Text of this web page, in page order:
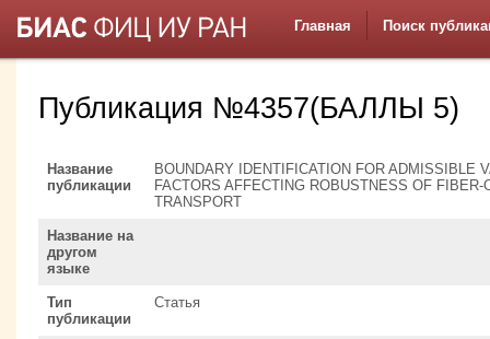
Главная Поиск
Публикация №4357(БАЛЛЫ 5)
Название
публикации
BOUNDARY IDENTIFICATION FOR ADMISSIBLE
FACTORS AFFECTING ROBUSTNESS OF
TRANSPORT
Название на
другом
языке
Тип
публикации
Статья